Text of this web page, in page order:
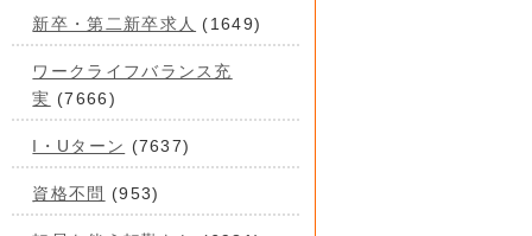
新卒・第二新卒求人 (1649)
ワークライフバランス充
実 (7666)
I・Uターン (7637)
資格不問 (953)